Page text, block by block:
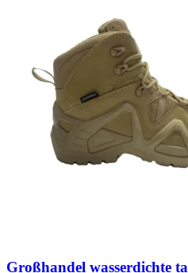
Großhandel wasserdichte